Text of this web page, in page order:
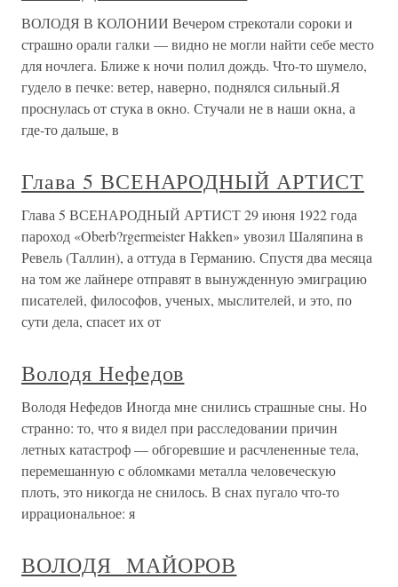
ВОЛОДЯ В КОЛОНИИ Вечером стрекотали сороки и
страшно орали галки — видно не могли найти себе место
для ночлега. Ближе к ночи полил дождь. Что-то шумело,
гудело в печке: ветер, наверно, поднялся сильный.Я
проснулась от стука в окно. Стучали не в наши окна, а
где-то дальше, в
Глава 5 ВСЕНАРОДНЫЙ АРТИСТ
Глава 5 ВСЕНАРОДНЫЙ АРТИСТ 29 июня 1922 года
пароход «Oberb?rgermeister Hakken» увозил Шаляпина в
Ревель (Таллин), а оттуда в Германию. Спустя два месяца
на том же лайнере отправят в вынужденную эмиграцию
писателей, философов, ученых, мыслителей, и это, по
сути дела, спасет их от
Володя Нефедов
Володя Нефедов Иногда мне снились страшные сны. Но
странно: то, что я видел при расследовании причин
летных катастроф — обгоревшие и расчлененные тела,
перемешанную с обломками металла человеческую
плоть, это никогда не снилось. В снах пугало что-то
иррациональное: я
ВОЛОДЯ МАЙОРОВ